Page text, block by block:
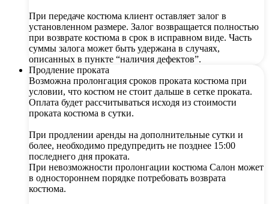
При передаче костюма клиент оставляет залог в
установленном размере. Залог возвращается полностью
при возврате костюма в срок в исправном виде. Часть
суммы залога может быть удержана в случаях,
описанных в пункте “наличия дефектов”.
Продление проката
Возможна пролонгация сроков проката костюма при
условии, что костюм не стоит дальше в сетке проката.
Оплата будет рассчитываться исходя из стоимости
проката костюма в сутки.
При продлении аренды на дополнительные сутки и
более, необходимо предупредить не позднее 15:00
последнего дня проката.
При невозможности пролонгации костюма Салон может
в одностороннем порядке потребовать возврата
костюма.